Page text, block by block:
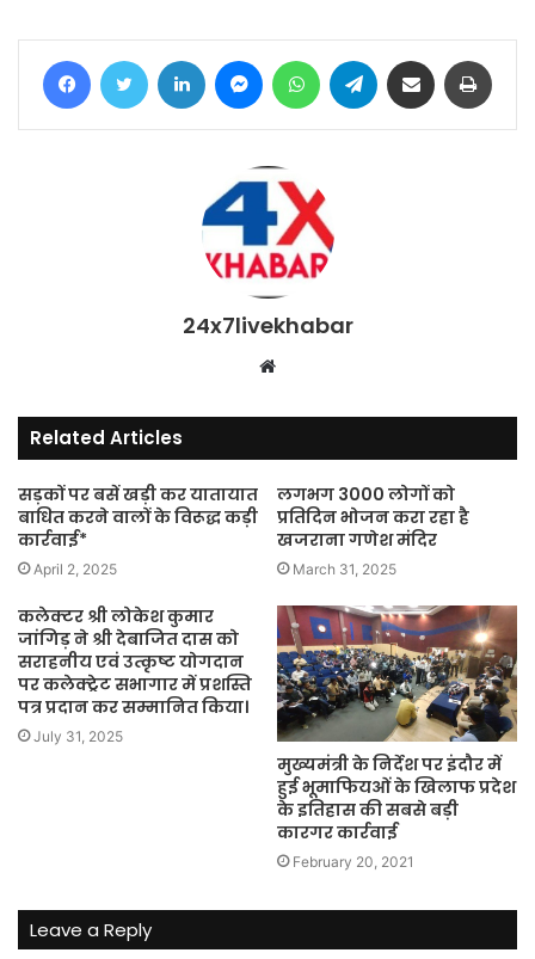
FacebookTwitter LinkedIn MessengerWhatsAppTelegram Share via Email
24x7livekhabar
Website
Related Articles
सड़कों पर बसें खड़ी कर यातायात
बाधित करने वालों के विरूद्ध कड़ी
कार्रवाई*
April 2, 2025
लगभग 3000 लोगों को
प्रतिदिन भोजन करा रहा है
खजराना गणेश मंदिर
March 31, 2025
कलेक्टर श्री लोकेश कुमार
जांगिड़ ने श्री देबाजित दास को
सराहनीय एवं उत्कृष्ट योगदान
पर कलेक्ट्रेट सभागार में प्रशस्ति
पत्र प्रदान कर सम्मानित किया।
July 31, 2025
मुख्यमंत्री के निर्देश पर इंदौर में
हुई भूमाफियओं के खिलाफ प्रदेश
के इतिहास की सबसे बड़ी
कारगर कार्रवाई
February 20, 2021
Leave a Reply